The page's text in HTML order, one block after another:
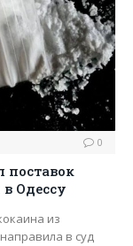
0
поставок
Одессу
из
в суд